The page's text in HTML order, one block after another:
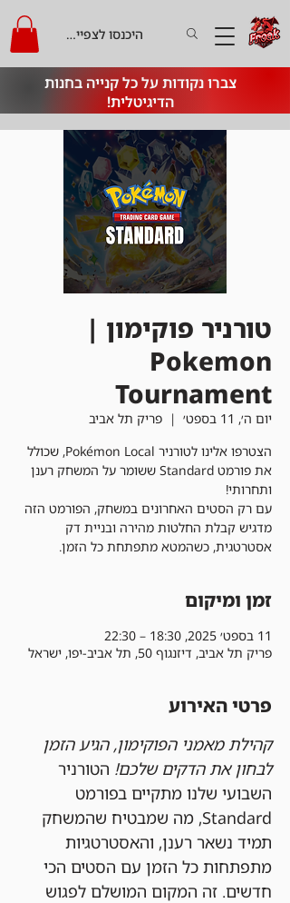
צברו נקודות על כל קנייה בחנות
הדיגיטלית!
היכנסו לצפייה בקרדיט
טורניר פוקימון |
Pokemon
Tournament
יום ה׳, 11 בספט׳
  |
פריק תל אביב
הצטרפו אלינו לטורניר Pokémon Local, שכולל
את פורמט Standard ששומר על המשחק רענן
עם רק הסטים האחרונים במשחק, הפורמט הזה
מדגיש קבלת החלטות מהירה ובניית דק
אסטרטגית, כשהמטא מתפתחת כל הזמן.
זמן ומיקום
11 בספט׳ 2025, 18:30 – 22:30
פריק תל אביב, דיזנגוף 50, תל אביב-יפו, ישראל
פרטי האירוע
קהילת מאמני הפוקימון, הגיע הזמן
לבחון את הדקים שלכם! הטורניר
השבועי שלנו מתקיים בפורמט
Standard, מה שמבטיח שהמשחק
תמיד נשאר רענן, והאסטרטגיות
מתפתחות כל הזמן עם הסטים הכי
חדשים. זה המקום המושלם לפגוש